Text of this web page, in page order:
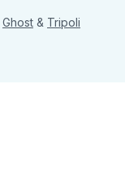
Ghost & Tripoli